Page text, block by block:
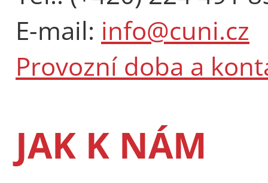
E-mail: info@cuni.cz
Provozní doba a
JAK K NÁM